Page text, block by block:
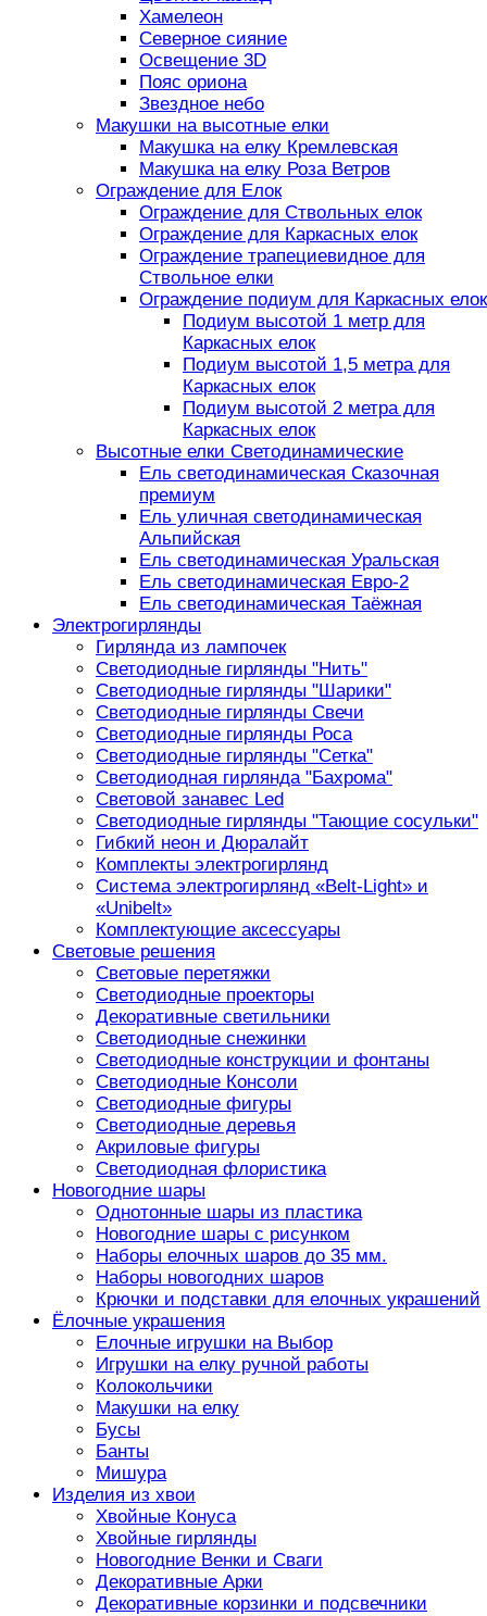
Хамелеон
Северное сияние
Освещение 3D
Пояс ориона
Звездное небо
Макушки на высотные елки
Макушка на елку Кремлевская
Макушка на елку Роза Ветров
Ограждение для Елок
Ограждение для Ствольных елок
Ограждение для Каркасных елок
Ограждение трапециевидное для
Ствольное елки
Ограждение подиум для Каркасных елок
Подиум высотой 1 метр для
Каркасных елок
Подиум высотой 1,5 метра для
Каркасных елок
Подиум высотой 2 метра для
Каркасных елок
Высотные елки Светодинамические
Ель светодинамическая Сказочная
премиум
Ель уличная светодинамическая
Альпийская
Ель светодинамическая Уральская
Ель светодинамическая Евро-2
Ель светодинамическая Таёжная
Электрогирлянды
Гирлянда из лампочек
Светодиодные гирлянды "Нить"
Светодиодные гирлянды "Шарики"
Светодиодные гирлянды Свечи
Светодиодные гирлянды Роса
Светодиодные гирлянды "Сетка"
Светодиодная гирлянда "Бахрома"
Световой занавес Led
Светодиодные гирлянды "Тающие сосульки"
Гибкий неон и Дюралайт
Комплекты электрогирлянд
Система электрогирлянд «Belt-Light» и
«Unibelt»
Комплектующие аксессуары
Световые решения
Световые перетяжки
Светодиодные проекторы
Декоративные светильники
Светодиодные снежинки
Светодиодные конструкции и фонтаны
Светодиодные Консоли
Светодиодные фигуры
Светодиодные деревья
Акриловые фигуры
Светодиодная флористика
Новогодние шары
Однотонные шары из пластика
Новогодние шары с рисунком
Наборы елочных шаров до 35 мм.
Наборы новогодних шаров
Крючки и подставки для елочных украшений
Ёлочные украшения
Елочные игрушки на Выбор
Игрушки на елку ручной работы
Колокольчики
Макушки на елку
Бусы
Банты
Мишура
Изделия из хвои
Хвойные Конуса
Хвойные гирлянды
Новогодние Венки и Сваги
Декоративные Арки
Декоративные корзинки и подсвечники